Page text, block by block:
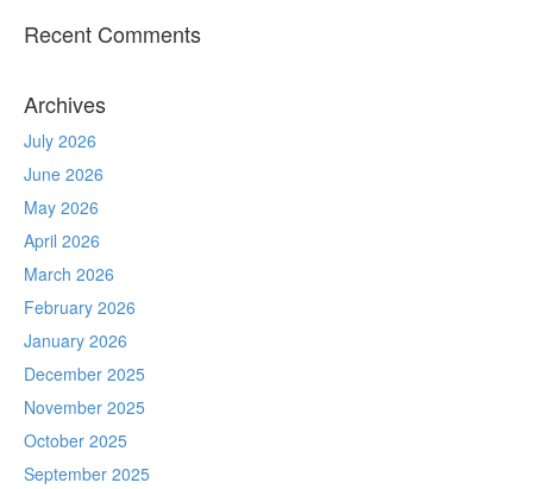
Recent Comments
Archives
July 2026
June 2026
May 2026
April 2026
March 2026
February 2026
January 2026
December 2025
November 2025
October 2025
September 2025